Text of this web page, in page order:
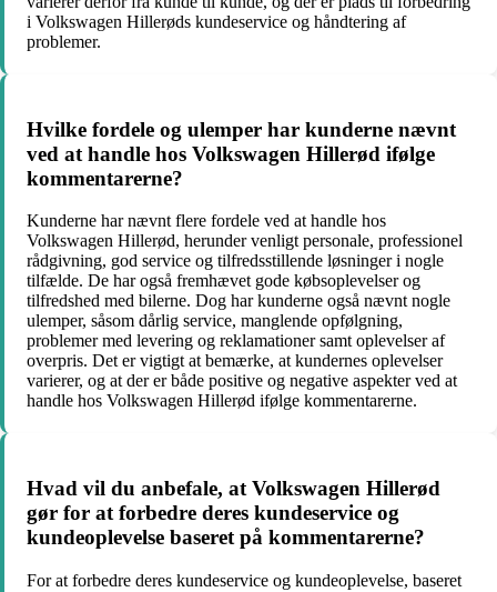
i Volkswagen Hillerøds kundeservice og håndtering af
problemer.
Hvilke fordele og ulemper har kunderne nævnt
ved at handle hos Volkswagen Hillerød ifølge
kommentarerne?
Kunderne har nævnt flere fordele ved at handle hos
Volkswagen Hillerød, herunder venligt personale, professionel
rådgivning, god service og tilfredsstillende løsninger i nogle
tilfælde. De har også fremhævet gode købsoplevelser og
tilfredshed med bilerne. Dog har kunderne også nævnt nogle
ulemper, såsom dårlig service, manglende opfølgning,
problemer med levering og reklamationer samt oplevelser af
overpris. Det er vigtigt at bemærke, at kundernes oplevelser
varierer, og at der er både positive og negative aspekter ved at
handle hos Volkswagen Hillerød ifølge kommentarerne.
Hvad vil du anbefale, at Volkswagen Hillerød
gør for at forbedre deres kundeservice og
kundeoplevelse baseret på kommentarerne?
For at forbedre deres kundeservice og kundeoplevelse, baseret